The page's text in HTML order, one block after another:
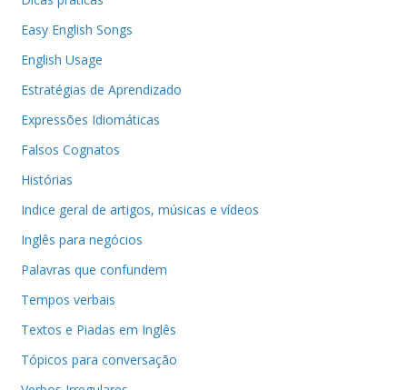
Easy English Songs
English Usage
Estratégias de Aprendizado
Expressões Idiomáticas
Falsos Cognatos
Histórias
Indice geral de artigos, músicas e vídeos
Inglês para negócios
Palavras que confundem
Tempos verbais
Textos e Piadas em Inglês
Tópicos para conversação